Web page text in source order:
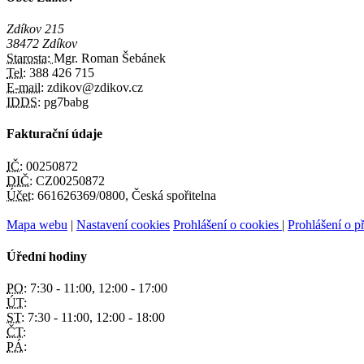
Zdíkov 215
38472 Zdíkov
Starosta: Mgr. Roman Šebánek
Tel: 388 426 715
E-mail: zdikov@zdikov.cz
IDDS: pg7babg
Fakturační údaje
IČ: 00250872
DIČ: CZ00250872
Účet: 661626369/0800, Česká spořitelna
Mapa webu | Nastavení cookies Prohlášení o cookies | Prohlášení o
Úřední hodiny
PO: 7:30 - 11:00, 12:00 - 17:00
ÚT:
ST: 7:30 - 11:00, 12:00 - 18:00
ČT:
PÁ: